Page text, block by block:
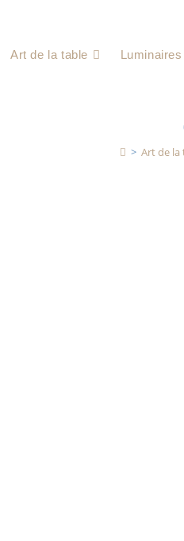
Art de la table Luminaires
> Art de la